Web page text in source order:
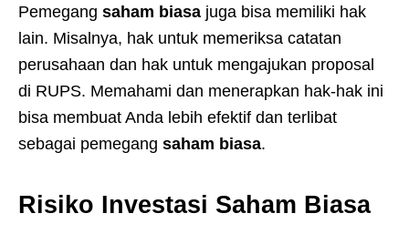
Pemegang saham biasa juga bisa memiliki hak
lain. Misalnya, hak untuk memeriksa catatan
perusahaan dan hak untuk mengajukan proposal
di RUPS. Memahami dan menerapkan hak-hak ini
bisa membuat Anda lebih efektif dan terlibat
sebagai pemegang saham biasa.
Risiko Investasi Saham Biasa